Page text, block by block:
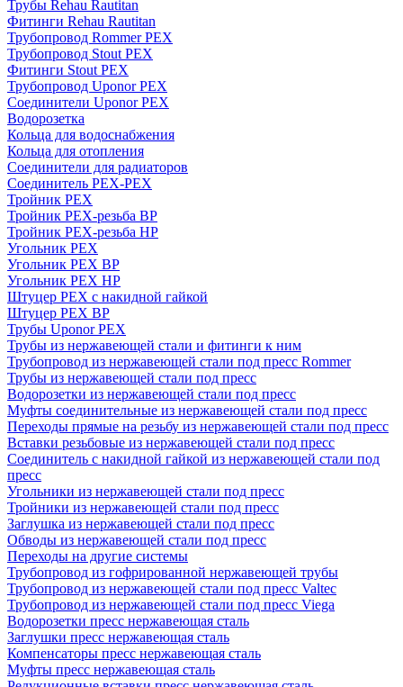
Трубы Rehau Rautitan
Фитинги Rehau Rautitan
Трубопровод Rommer PEX
Трубопровод Stout PEX
Фитинги Stout PEX
Трубопровод Uponor PEX
Соединители Uponor PEX
Водорозетка
Кольца для водоснабжения
Кольца для отопления
Соединители для радиаторов
Соединитель PEX-PEX
Тройник PEX
Тройник PEX-резьба ВР
Тройник PEX-резьба НР
Угольник PEX
Угольник PEX ВР
Угольник PEX НР
Штуцер PEX c накидной гайкой
Штуцер PEX ВР
Трубы Uponor PEX
Трубы из нержавеющей стали и фитинги к ним
Трубопровод из нержавеющей стали под пресс Rommer
Трубы из нержавеющей стали под пресс
Водорозетки из нержавеющей стали под пресс
Муфты соединительные из нержавеющей стали под пресс
Переходы прямые на резьбу из нержавеющей стали под пресс
Вставки резьбовые из нержавеющей стали под пресс
Соединитель с накидной гайкой из нержавеющей стали под
пресс
Угольники из нержавеющей стали под пресс
Тройники из нержавеющей стали под пресс
Заглушка из нержавеющей стали под пресс
Обводы из нержавеющей стали под пресс
Переходы на другие системы
Трубопровод из гофрированной нержавеющей трубы
Трубопровод из нержавеющей стали под пресс Valtec
Трубопровод из нержавеющей стали под пресс Viega
Водорозетки пресс нержавеющая сталь
Заглушки пресс нержавеющая сталь
Компенсаторы пресс нержавеющая сталь
Муфты пресс нержавеющая сталь